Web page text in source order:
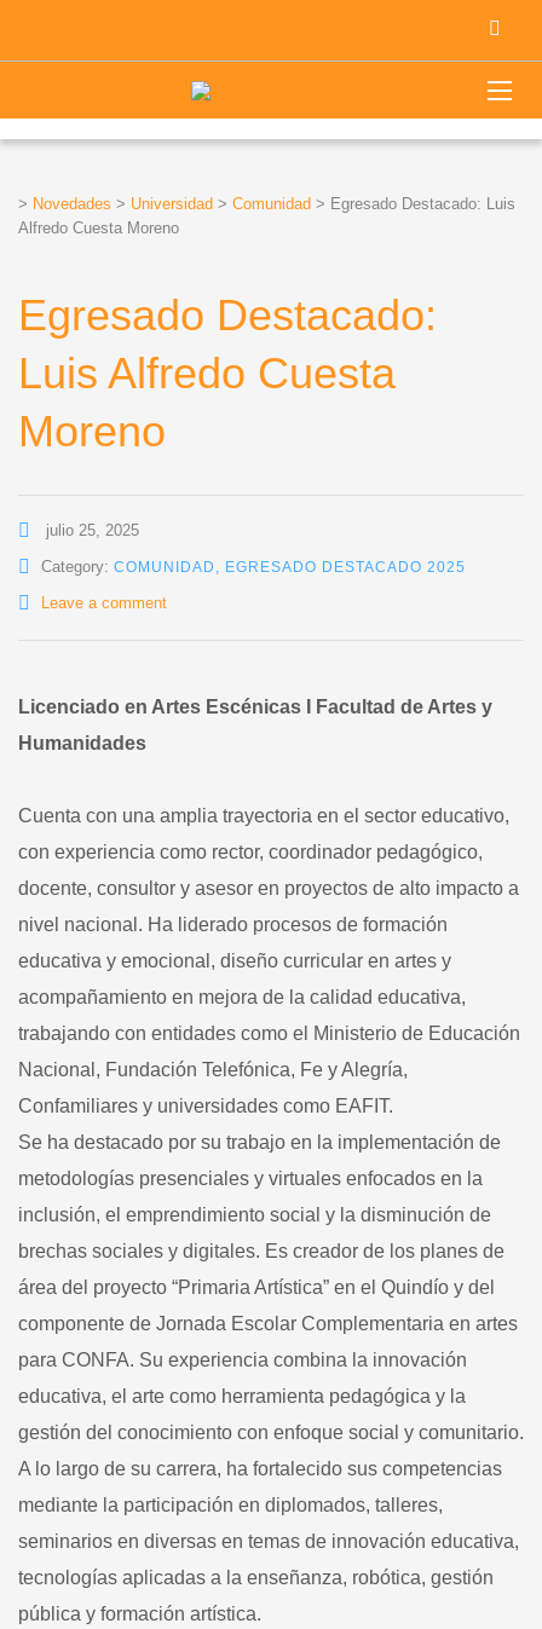
> Novedades > Universidad > Comunidad > Egresado Destacado: Luis
Alfredo Cuesta Moreno
Egresado Destacado:
Luis Alfredo Cuesta
Moreno
julio 25, 2025
Category: COMUNIDAD , EGRESADO DESTACADO 2025
Leave a comment
Licenciado en Artes Escénicas I Facultad de Artes y
Humanidades
Cuenta con una amplia trayectoria en el sector educativo,
con experiencia como rector, coordinador pedagógico,
docente, consultor y asesor en proyectos de alto impacto a
nivel nacional. Ha liderado procesos de formación
educativa y emocional, diseño curricular en artes y
acompañamiento en mejora de la calidad educativa,
trabajando con entidades como el Ministerio de Educación
Nacional, Fundación Telefónica, Fe y Alegría,
Confamiliares y universidades como EAFIT.
Se ha destacado por su trabajo en la implementación de
metodologías presenciales y virtuales enfocados en la
inclusión, el emprendimiento social y la disminución de
brechas sociales y digitales. Es creador de los planes de
área del proyecto “Primaria Artística” en el Quindío y del
componente de Jornada Escolar Complementaria en artes
para CONFA. Su experiencia combina la innovación
educativa, el arte como herramienta pedagógica y la
gestión del conocimiento con enfoque social y comunitario.
A lo largo de su carrera, ha fortalecido sus competencias
mediante la participación en diplomados, talleres,
seminarios en diversas en temas de innovación educativa,
tecnologías aplicadas a la enseñanza, robótica, gestión
pública y formación artística.